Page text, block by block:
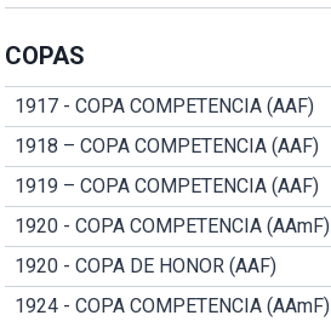
COPAS
1917 - COPA COMPETENCIA (AAF)
1918 – COPA COMPETENCIA (AAF)
1919 – COPA COMPETENCIA (AAF)
1920 - COPA COMPETENCIA (AAmF)
1920 - COPA DE HONOR (AAF)
1924 - COPA COMPETENCIA (AAmF)